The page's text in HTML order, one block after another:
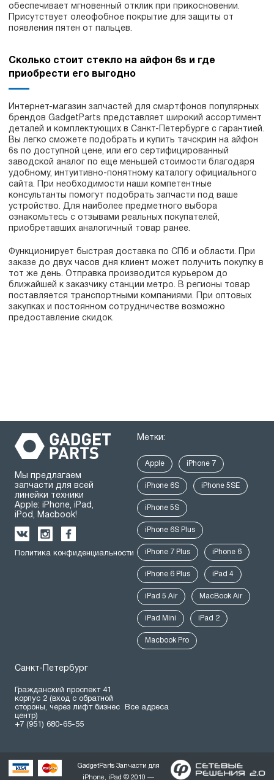
обеспечивает мгновенный отклик при прикосновении.
Присутствует олеофобное покрытие для защиты от
появления пятен от пальцев.
Сколько стоит стекло на айфон 6s и где
приобрести его выгодно
Интернет-магазин запчастей для смартфонов популярных
брендов GadgetParts представляет широкий ассортимент
деталей и комплектующих в Санкт-Петербурге с гарантией.
Вы легко сможете подобрать и купить тачскрин на айфон
6s по доступной цене, или его сертифицированный
заводской аналог по еще меньшей стоимости благодаря
удобному, интуитивно-понятному каталогу официального
сайта. При необходимости наши компетентные
консультанты помогут подобрать запчасти под ваше
устройство. Для наиболее предметного выбора
ознакомьтесь с отзывами реальных покупателей,
приобретавших аналогичный товар ранее.
Функционирует быстрая доставка по СПб и области. При
заказе до двух часов дня клиент может получить покупку в
тот же день. Отправка производится курьером до
ближайшей к заказчику станции метро. В регионы товар
поставляется транспортными компаниями. При оптовых
закупках и постоянном сотрудничестве возможно
предоставление скидок.
Мы предлагаем
запчасти для всей
линейки техники
Apple: iPhone, iPad,
iPod, Macbook!
Политика конфиденциальности
Метки:
Apple iPhone 7
iPhone 6S iPhone 5SE
iPhone 5S
iPhone 6S Plus
iPhone 7 Plus iPhone 6
iPhone 6 Plus iPad 4
iPad 5 Air MacBook Air
iPad Mini iPad 2
Macbook Pro
Санкт-Петербург
Гражданский проспект 41
корпус 2 (вход с обратной
стороны, через лифт бизнес
центр)
+7 (951) 680-65-55
Все адреса
GadgetParts Запчасти для
iPhone, iPad © 2010 —